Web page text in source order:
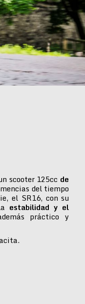
scooter 125cc de
del tiempo
el SR16, con su
estabilidad y el
práctico y